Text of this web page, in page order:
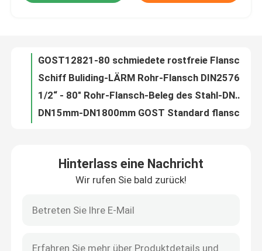
Qualitätskontrolle
Kontakt
Stahlrohr-Flansch
LÄRM Rohr-Flansch
ANSI-Rohr-Flansch
Standard GOST 20# Pn10 flanscht Material Q235A 12Cr1MoV 16MnR
GOST33259 Standard Kohlenstoffstahl PN16 PN25 Flansch Schmiedeflansch
Hinterlass eine Nachricht
Wir rufen Sie bald zurück!